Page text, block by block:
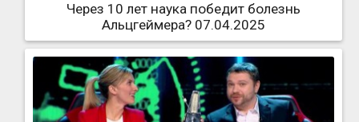
Через 10 лет наука победит болезнь
Альцгеймера? 07.04.2025